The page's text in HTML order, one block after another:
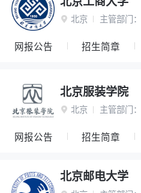
 北京 主管部门：
网报公告 招生简章
北京服装学院
 北京 主管部门：
网报公告 招生简章
北京邮电大学